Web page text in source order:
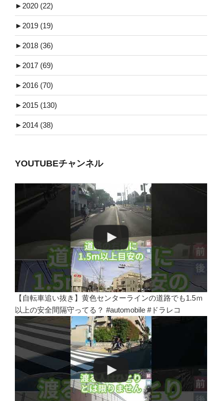
► 2020 (22)
► 2019 (19)
► 2018 (36)
► 2017 (69)
► 2016 (70)
► 2015 (130)
► 2014 (38)
YOUTUBEチャンネル
【自転車追い抜き】黄色センターラインの道路でも1.5ｍ
以上の安全間隔守ってる？ #automobile #ドラレコ